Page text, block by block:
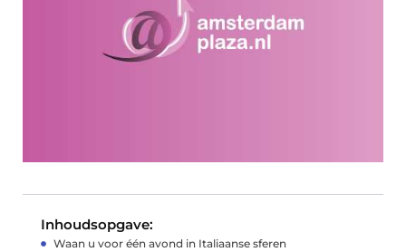
Inhoudsopgave:
Waan u voor één avond in Italiaanse sferen